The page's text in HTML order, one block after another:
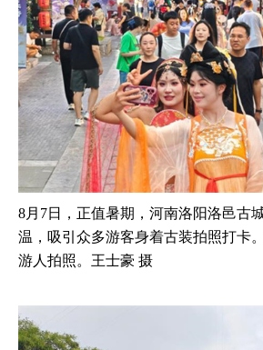
8月7日，正值暑期，河南洛阳洛邑古
温，吸引众多游客身着古装拍照打卡
游人拍照。王士豪 摄